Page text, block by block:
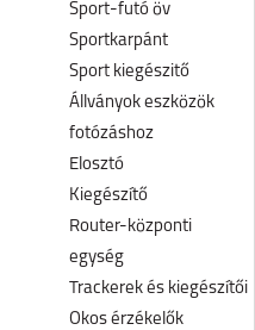
Sport-futó öv
Sportkarpánt
Sport kiegészitő
Állványok eszközök
fotózáshoz
Elosztó
Kiegészítő
Router-központi
egység
Trackerek és kiegészítői
Okos érzékelők